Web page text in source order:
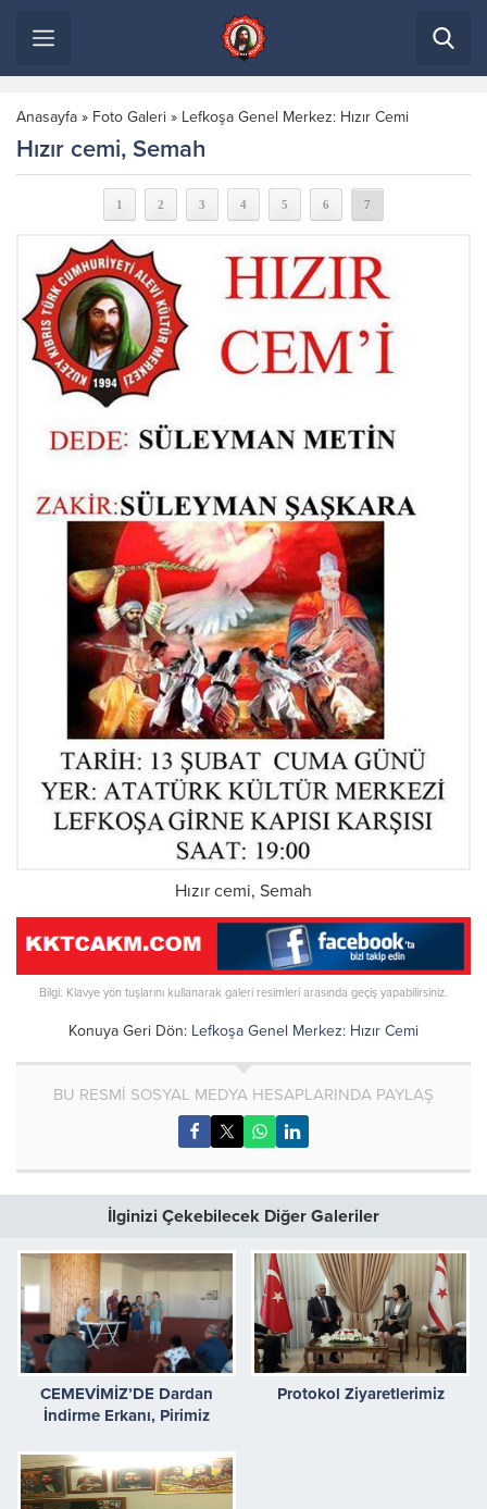
Anasayfa » Foto Galeri » Lefkoşa Genel Merkez: Hızır Cemi
Hızır cemi, Semah
1 2 3 4 5 6 7
Hızır cemi, Semah
Bilgi: Klavye yön tuşlarını kullanarak galeri resimleri arasında geçiş yapabilirsiniz.
Konuya Geri Dön: Lefkoşa Genel Merkez: Hızır Cemi
BU RESMİ SOSYAL MEDYA HESAPLARINDA PAYLAŞ
İlginizi Çekebilecek Diğer Galeriler
CEMEVİMİZ’DE Dardan
İndirme Erkanı, Pirimiz
Protokol Ziyaretlerimiz